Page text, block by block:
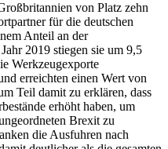
von Platz zehn
für die deutschen
Anteil an der
2019 stiegen sie um 9,5
Werkzeugexporte
erreichten einen Wert von
Teil damit zu erklären, dass
erhöht haben, um
Brexit zu
die Ausfuhren nach